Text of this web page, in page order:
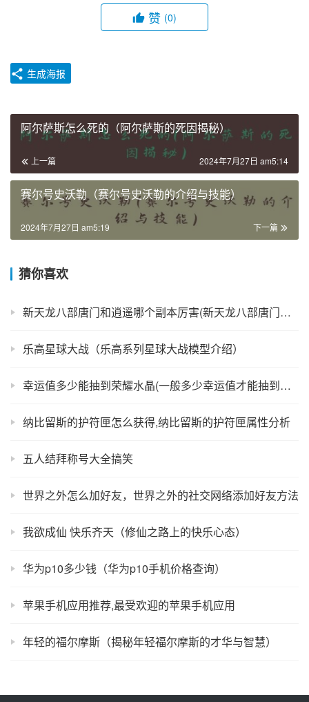
赞 (0)
生成海报
阿尔萨斯怎么死的（阿尔萨斯的死因揭秘）
上一篇 2024年7月27日 am5:14
赛尔号史沃勒（赛尔号史沃勒的介绍与技能）
下一篇
2024年7月27日 am5:19
猜你喜欢
新天龙八部唐门和逍遥哪个副本厉害(新天龙八部唐门和逍遥好)
乐高星球大战（乐高系列星球大战模型介绍）
幸运值多少能抽到荣耀水晶(一般多少幸运值才能抽到荣耀水晶)
纳比留斯的护符匣怎么获得,纳比留斯的护符匣属性分析
五人结拜称号大全搞笑
世界之外怎么加好友，世界之外的社交网络添加好友方法
我欲成仙 快乐齐天（修仙之路上的快乐心态）
华为p10多少钱（华为p10手机价格查询）
苹果手机应用推荐,最受欢迎的苹果手机应用
年轻的福尔摩斯（揭秘年轻福尔摩斯的才华与智慧）